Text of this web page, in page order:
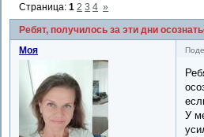
Ребят, получилось за эти дни
Страница:1 2 3 4 »
Моя
У